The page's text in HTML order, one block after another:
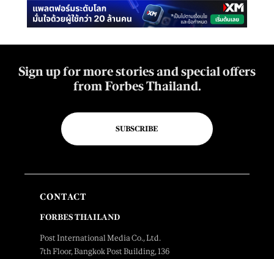
Sign up for more stories and special offers
from Forbes Thailand.
SUBSCRIBE
CONTACT
FORBES THAILAND
Post International Media Co., Ltd.
7th Floor, Bangkok Post Building, 136